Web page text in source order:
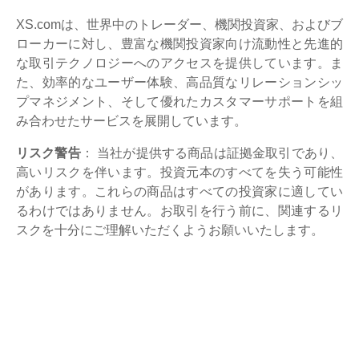
XS.comは、世界中のトレーダー、機関投資家、およびブ
ローカーに対し、豊富な機関投資家向け流動性と先進的
な取引テクノロジーへのアクセスを提供しています。ま
た、効率的なユーザー体験、高品質なリレーションシッ
プマネジメント、そして優れたカスタマーサポートを組
み合わせたサービスを展開しています。
リスク警告： 当社が提供する商品は証拠金取引であり、
高いリスクを伴います。投資元本のすべてを失う可能性
があります。これらの商品はすべての投資家に適してい
るわけではありません。お取引を行う前に、関連するリ
スクを十分にご理解いただくようお願いいたします。